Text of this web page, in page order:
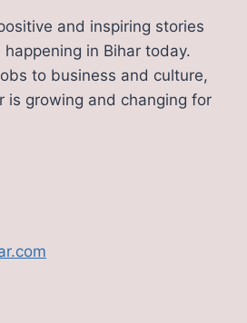
and inspiring stories
in Bihar today.
to business and culture,
is growing and changing for